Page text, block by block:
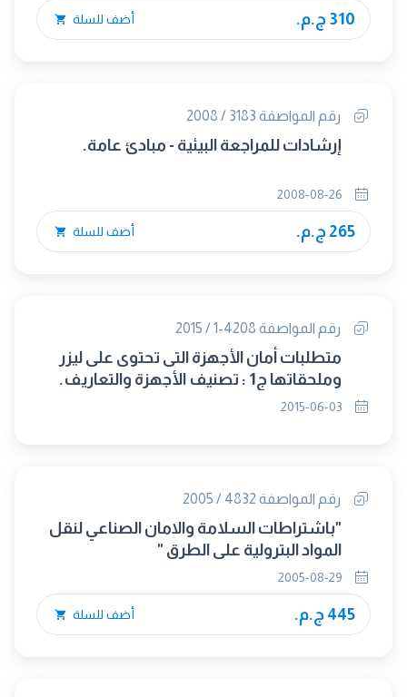
310 ج.م. أضف للسلة
رقم المواصفة 3183 / 2008
إرشادات للمراجعة البيئية - مبادئ عامة.
265 ج.م. أضف للسلة
رقم المواصفة 4208-1 / 2015
متطلبات أمان الأجهزة التى تحتوى على ليزر
وملحقاتها ج1 : تصنيف الأجهزة والتعاريف.
(IEC 60825-1/2014) (متبناه)
رقم المواصفة 4832 / 2005
"باشتراطات السلامة والامان الصناعي لنقل
المواد البترولية على الطرق "
445 ج.م. أضف للسلة